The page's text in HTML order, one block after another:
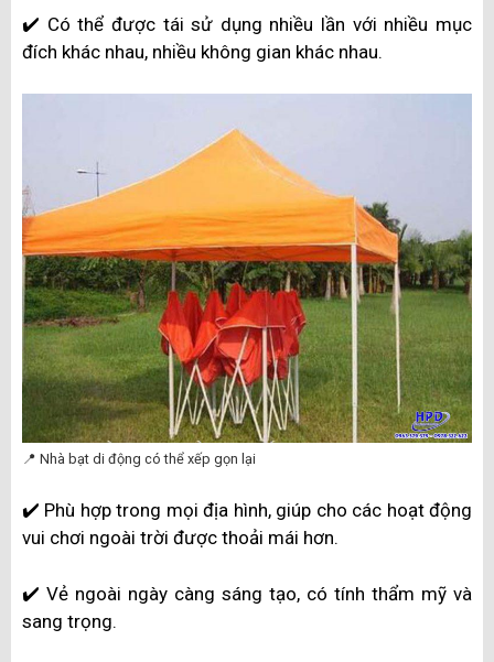
✔️ Có thể được tái sử dụng nhiều lần với nhiều mục
đích khác nhau, nhiều không gian khác nhau.
📍 Nhà bạt di động có thể xếp gọn lại
✔️ Phù hợp trong mọi địa hình, giúp cho các hoạt động
vui chơi ngoài trời được thoải mái hơn.
✔️ Vẻ ngoài ngày càng sáng tạo, có tính thẩm mỹ và
sang trọng.